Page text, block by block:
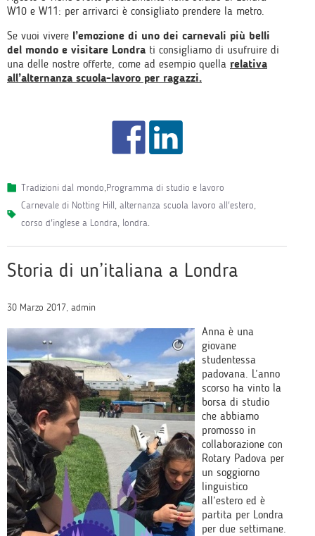
W10 e W11: per arrivarci è consigliato prendere la metro.
Se vuoi vivere l’emozione di uno dei carnevali più belli
del mondo e visitare Londra ti consigliamo di usufruire di
una delle nostre offerte, come ad esempio quella relativa
all’alternanza scuola-lavoro per ragazzi.
Tradizioni dal mondo,Programma di studio e lavoro
Carnevale di Notting Hill, alternanza scuola lavoro all'estero,
corso d'inglese a Londra, londra.
Storia di un’italiana a Londra
30 Marzo 2017, admin
Anna è una
giovane
studentessa
padovana. L’anno
scorso ha vinto la
borsa di studio
che abbiamo
promosso in
collaborazione con
Rotary Padova per
un soggiorno
linguistico
all’estero ed è
partita per Londra
per due settimane.